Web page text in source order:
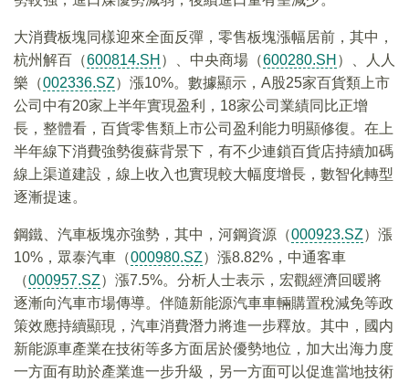
大消費板塊同樣迎來全面反彈，零售板塊漲幅居前，其中，
杭州解百（600814.SH ）、中央商場（600280.SH ）、人人
樂（002336.SZ）漲10%。數據顯示，A股25家百貨類上市
公司中有20家上半年實現盈利，18家公司業績同比正增
長，整體看，百貨零售類上市公司盈利能力明顯修復。在上
半年線下消費強勢復蘇背景下，有不少連鎖百貨店持續加碼
線上渠道建設，線上收入也實現較大幅度增長，數智化轉型
逐漸提速。
鋼鐵、汽車板塊亦強勢，其中，河鋼資源（000923.SZ）漲
10%，眾泰汽車（000980.SZ）漲8.82%，中通客車
（000957.SZ）漲7.5%。分析人士表示，宏觀經濟回暖將
逐漸向汽車市場傳導。伴隨新能源汽車車輛購置稅減免等政
策效應持續顯現，汽車消費潛力將進一步釋放。其中，國内
新能源車產業在技術等多方面居於優勢地位，加大出海力度
一方面有助於產業進一步升級，另一方面可以促進當地技術